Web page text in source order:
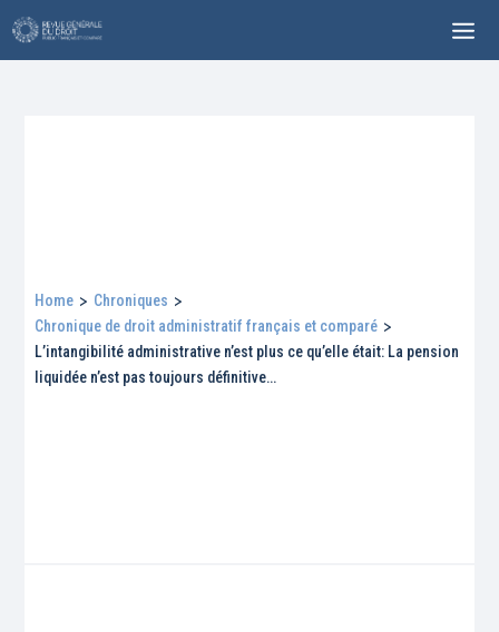
Home > Chroniques >
Chronique de droit administratif français et comparé >
L’intangibilité administrative n’est plus ce qu’elle était: La pension
liquidée n’est pas toujours définitive…